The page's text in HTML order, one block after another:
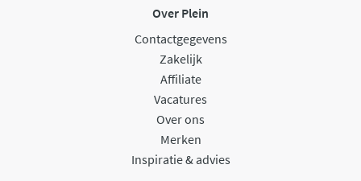
Over Plein
Contactgegevens
Zakelijk
Affiliate
Vacatures
Over ons
Merken
Inspiratie & advies